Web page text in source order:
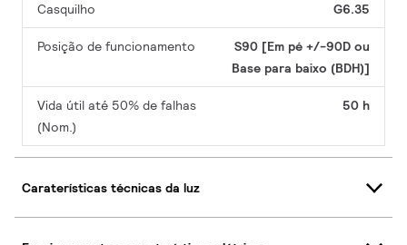
Casquilho G6.35
Posição de funcionamento
S90 [Em pé +/-90D ou
Base para baixo (BDH)]
Vida útil até 50% de falhas
(Nom.)
50 h
Caraterísticas técnicas da luz